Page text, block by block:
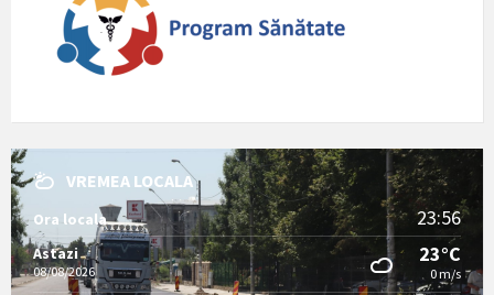
VREMEA LOCALA
Ora locala 23:56
Astazi
08/08/2026
23°C
0 m/s